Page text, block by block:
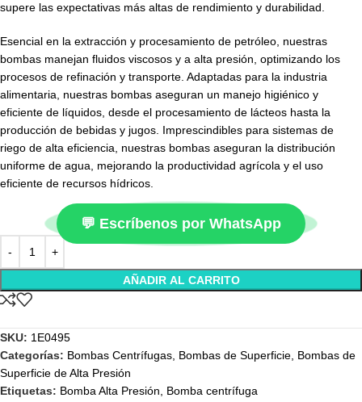
supere las expectativas más altas de rendimiento y durabilidad.
Esencial en la extracción y procesamiento de petróleo, nuestras
bombas manejan fluidos viscosos y a alta presión, optimizando los
procesos de refinación y transporte. Adaptadas para la industria
alimentaria, nuestras bombas aseguran un manejo higiénico y
eficiente de líquidos, desde el procesamiento de lácteos hasta la
producción de bebidas y jugos. Imprescindibles para sistemas de
riego de alta eficiencia, nuestras bombas aseguran la distribución
uniforme de agua, mejorando la productividad agrícola y el uso
eficiente de recursos hídricos.
💬 Escríbenos por WhatsApp
AÑADIR AL CARRITO
SKU: 1E0495
Categorías: Bombas Centrífugas Bombas de Superficie Bombas de
Superficie de Alta Presión
Etiquetas: Bomba Alta Presión Bomba centrífuga